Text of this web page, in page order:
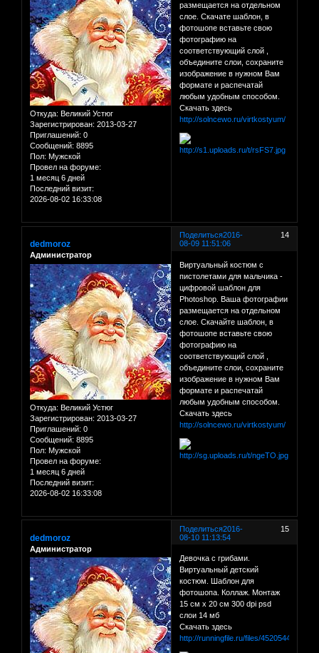
Откуда: Великий Устюг
Зарегистрирован: 2013-03-27
Приглашений: 0
Сообщений: 8895
Пол: Мужской
Провел на форуме:
1 месяц 6 дней
Последний визит:
2026-08-02 16:33:08
размещается на отдельном
слое. Скачате шаблон, в
фотошопе вставьте свою
фотографию на
соответствующий слой ,
объедините слои, сохраните
изображение в нужном Вам
формате и распечатай
любым удобным способом.
Скачать здесь
http://solncewo.ru/virtkostyum/
Поделиться 14
2016-
08-09 11:51:06
dedmoroz
Администратор
Откуда: Великий Устюг
Зарегистрирован: 2013-03-27
Приглашений: 0
Сообщений: 8895
Пол: Мужской
Провел на форуме:
1 месяц 6 дней
Последний визит:
2026-08-02 16:33:08
Виртуальный костюм с
пистолетами для мальчика -
цифровой шаблон для
Photoshop. Ваша фотографии
размещается на отдельном
слое. Скачайте шаблон, в
фотошопе вставьте свою
фотографию на
соответствующий слой ,
объедините слои, сохраните
изображение в нужном Вам
формате и распечатай
любым удобным способом.
Скачать здесь
http://solncewo.ru/virtkostyum/
Поделиться 15
2016-
08-10 11:13:54
dedmoroz
Администратор
Девочка с грибами.
Виртуальный детский
костюм. Шаблон для
фотошопа. Коллаж. Монтаж
15 см х 20 см 300 dpi psd
слои 14 мб
Скачать здесь
http://runningfile.ru/files/45205440